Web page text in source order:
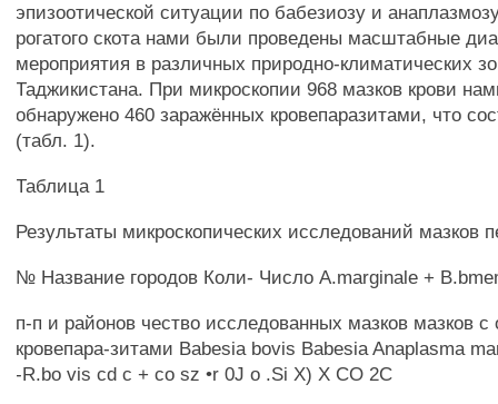
эпизоотической ситуации по бабезиозу и
рогатого скота нами были проведены масштабные
мероприятия в различных природно-климатических
Таджикистана. При микроскопии 968 мазков крови
обнаружено 460 заражённых кровепаразитами, что
(табл. 1).
Таблица 1
Результаты микроскопических исследований мазков
№ Название городов Коли- Число A.marginale +
п-п и районов чество исследованных мазков мазков
кровепара-зитами Babesia bovis Babesia Anaplasma
-R.bo vis cd с + со sz •r 0J о .Si X) X CO 2C